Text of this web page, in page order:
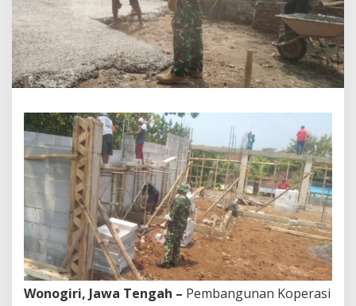
m
p
i
n
g
i
P
m
b
a
n
g
u
n
a
n
K
o
p
e
Wonogiri, Jawa Tengah – Pembangunan Koperasi